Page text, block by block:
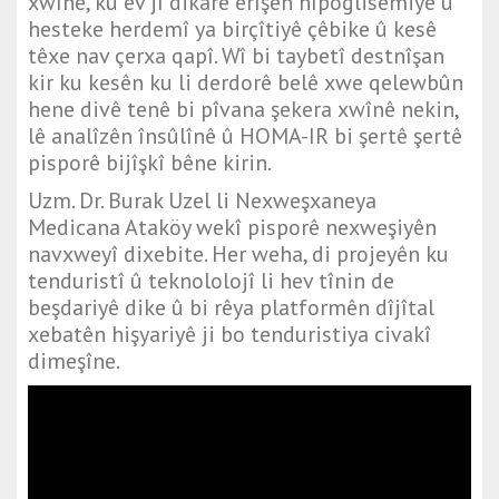
hesteke herdemî ya birçîtiyê çêbike û kesê
têxe nav çerxa qapî. Wî bi taybetî destnîşan
kir ku kesên ku li derdorê belê xwe qelewbûn
hene divê tenê bi pîvana şekera xwînê nekin,
lê analîzên însûlînê û HOMA-IR bi şertê şertê
pisporê bijîşkî bêne kirin.
Uzm. Dr. Burak Uzel li Nexweşxaneya
Medicana Ataköy wekî pisporê nexweşiyên
navxweyî dixebite. Her weha, di projeyên ku
tenduristî û teknololojî li hev tînin de
beşdariyê dike û bi rêya platformên dîjîtal
xebatên hişyariyê ji bo tenduristiya civakî
dimeşîne.